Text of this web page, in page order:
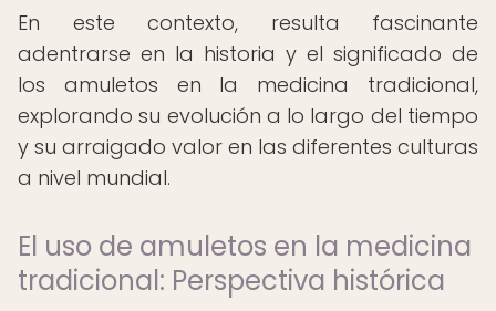
En este contexto, resulta fascinante
adentrarse en la historia y el significado de
los amuletos en la medicina tradicional,
explorando su evolución a lo largo del tiempo
y su arraigado valor en las diferentes culturas
a nivel mundial.
El uso de amuletos en la medicina
tradicional: Perspectiva histórica